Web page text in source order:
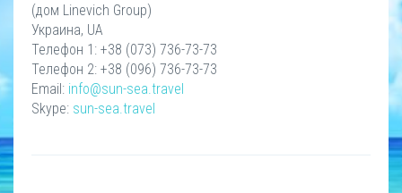
(дом Linevich Group)
Украина, UA
Телефон 1: +38 (073) 736-73-73
Телефон 2: +38 (096) 736-73-73
Email: info@sun-sea.travel
Skype: sun-sea.travel